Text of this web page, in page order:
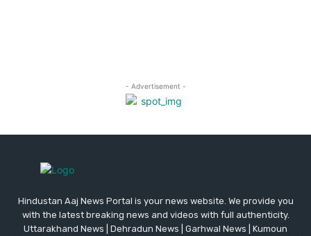
Hindustan Aaj News Portal is your news website. We provide you
with the latest breaking news and videos with full authenticity.
Uttarakhand News | Dehradun News | Garhwal News | Kumoun